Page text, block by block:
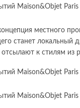
местного
станет локальный
отсылают к стилям из